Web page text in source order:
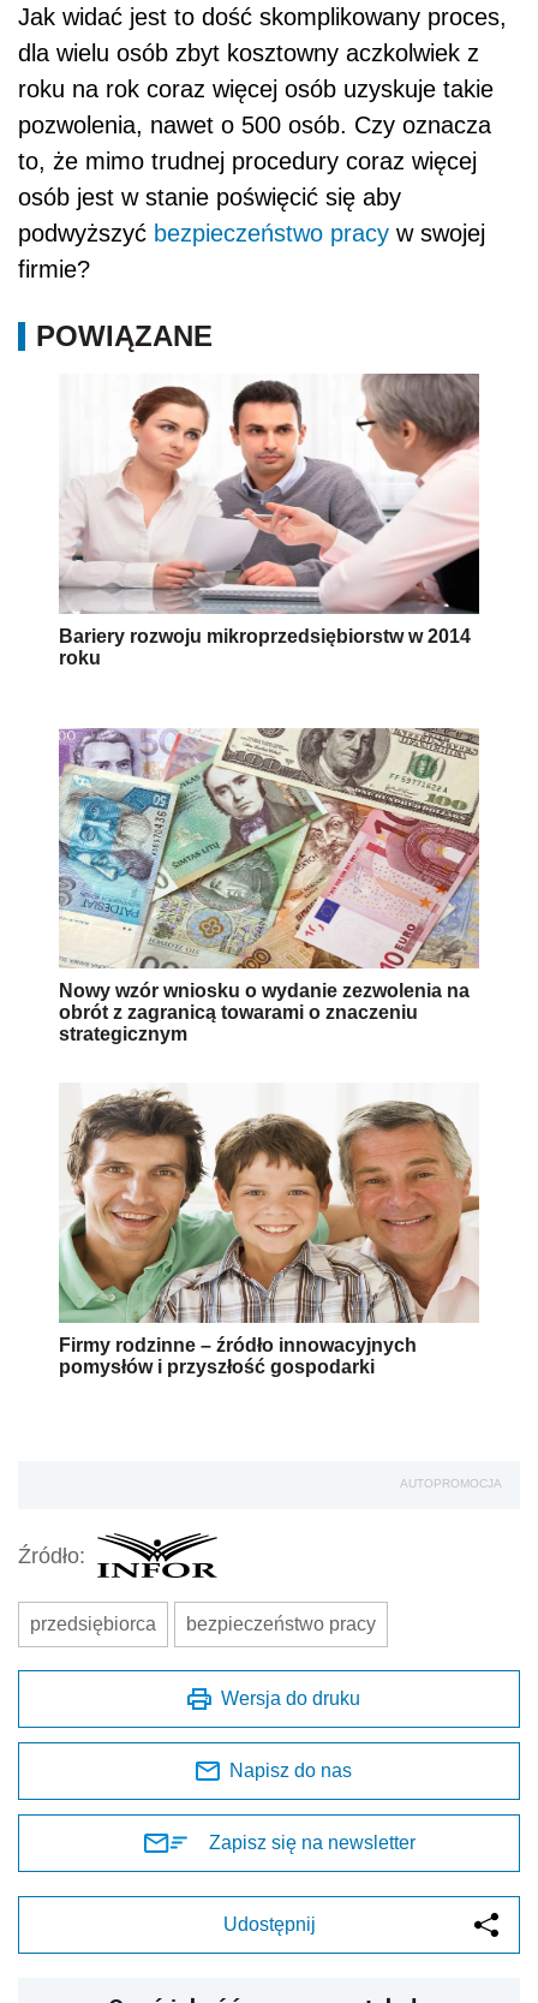
Jak widać jest to dość skomplikowany proces,
dla wielu osób zbyt kosztowny aczkolwiek z
roku na rok coraz więcej osób uzyskuje takie
pozwolenia, nawet o 500 osób. Czy oznacza
to, że mimo trudnej procedury coraz więcej
osób jest w stanie poświęcić się aby
podwyższyć bezpieczeństwo pracy w swojej
firmie?
POWIĄZANE
Bariery rozwoju mikroprzedsiębiorstw w 2014
roku
Nowy wzór wniosku o wydanie zezwolenia na
obrót z zagranicą towarami o znaczeniu
strategicznym
Firmy rodzinne – źródło innowacyjnych
pomysłów i przyszłość gospodarki
AUTOPROMOCJA
Źródło:
przedsiębiorca bezpieczeństwo pracy
Wersja do druku
Napisz do nas
Zapisz się na newsletter
Udostępnij